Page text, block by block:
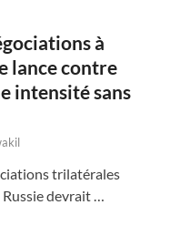
à
lance contre
intensité sans
trilatérales
devrait …